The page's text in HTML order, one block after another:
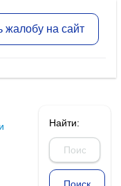
жалобу на сайт
Найти: